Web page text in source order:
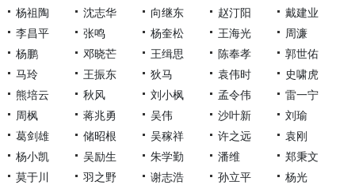
杨祖陶
沈志华 向继东 赵汀阳
戴建业
李昌平
张鸣 杨奎松 王海光
周濂
杨鹏
邓晓芒 王缉思 陈奉孝
郭世佑
马玲
王振东 狄马 袁伟时
史啸虎
熊培云
秋风 刘小枫 孟令伟
雷一宁
周枫
蒋兆勇 吴伟 沙叶新
刘瑜
葛剑雄
储昭根 吴稼祥 许之远
袁刚
杨小凯
吴励生 朱学勤 潘维
郑秉文
莫于川
羽之野 谢志浩 孙立平 杨光